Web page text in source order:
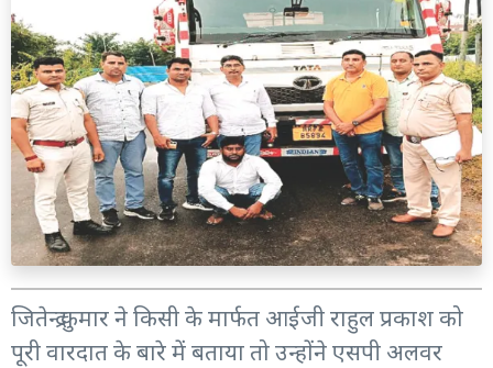
जितेन्द्र कुमार ने किसी के मार्फत आईजी राहुल प्रकाश को
पूरी वारदात के बारे में बताया तो उन्होंने एसपी अलवर